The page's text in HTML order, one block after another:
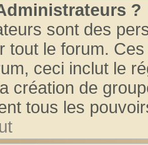
?
sont des
tout le forum.
ceci inclut le
création de
tous les